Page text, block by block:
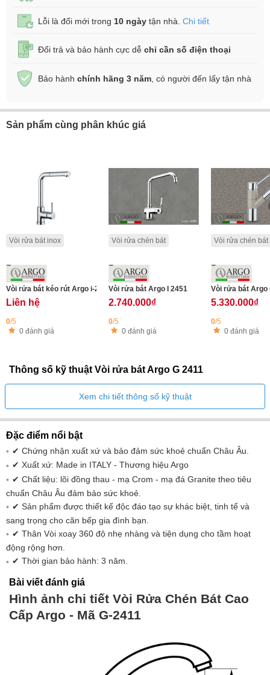
Lỗi là đổi mới trong 10 ngày tận nhà. Chi tiết
Đổi trả và bảo hành cực dễ chỉ cần số điện thoại
Bảo hành chính hãng 3 năm , có người đến lấy tận nhà
Sản phẩm cùng phân khúc giá
Vòi rửa bát inox
Vòi rửa bát kéo rút Argo i-2385
Liên hệ
0/5
0 đánh giá
Vòi rửa chén bát
Vòi rửa bát Argo I 2451
2.740.000₫
0/5
0 đánh giá
Vòi rửa chén bát
Vòi rửa bát Argo
5.330.000₫
0/5
0 đánh giá
Thông số kỹ thuật Vòi rửa bát Argo G 2411
Xem chi tiết thông số kỹ thuật
Đặc điểm nổi bật
✔ Chứng nhận xuất xứ và bảo đảm sức khoẻ chuẩn Châu Âu.
✔ Xuất xứ: Made in ITALY - Thương hiệu Argo
✔ Chất liệu: lõi đồng thau - mạ Crom - mạ đá Granite theo tiêu
chuẩn Châu Âu đảm bảo sức khoẻ.
✔ Sản phẩm được thiết kế độc đáo tạo sự khác biệt, tinh tế và
sang trọng cho căn bếp gia đình bạn.
✔ Thân Vòi xoay 360 độ nhẹ nhàng và tiện dụng cho tầm hoạt
động rộng hơn.
✔ Thời gian bảo hành: 3 năm.
Bài viết đánh giá
Hình ảnh chi tiết Vòi Rửa Chén Bát Cao
Cấp Argo - Mã G-2411